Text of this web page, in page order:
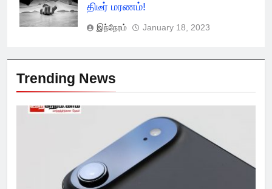
திடீர் மரணம்!
இந்நேரம் January 18, 2023
Trending News